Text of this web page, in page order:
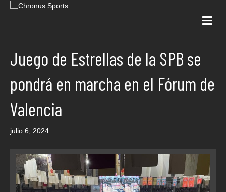
Juego de Estrellas de la SPB se
pondrá en marcha en el Fórum de
Valencia
julio 6, 2024